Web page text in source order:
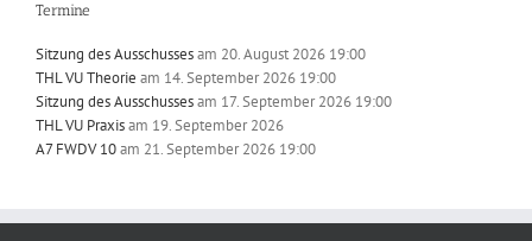
Termine
Sitzung des Ausschussesam 20. August 2026 19:00
THL VU Theorie am 14. September 2026 19:00
Sitzung des Ausschussesam 17. September 2026 19:00
THL VU Praxisam 19. September 2026
A7 FWDV 10am 21. September 2026 19:00